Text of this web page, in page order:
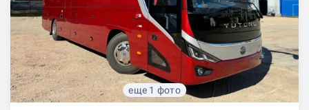
еще 1 фото